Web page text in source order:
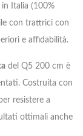
in Italia (100%
con trattrici con
e affidabilità.
del Q5 200 cm è
Costruita con
resistere a
ottimali anche